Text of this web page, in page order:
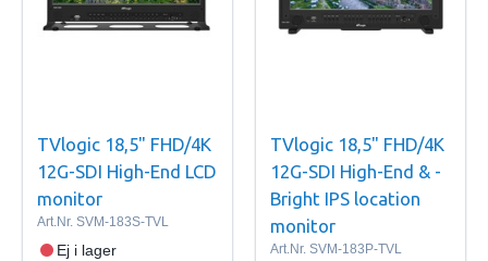
TVlogic 18,5" FHD/4K
12G-SDI High-End LCD
monitor
Art.Nr. SVM-183S-TVL
Ej i lager
TVlogic 18,5" FHD/4K
12G-SDI High-End & -
Bright IPS location
monitor
Art.Nr. SVM-183P-TVL